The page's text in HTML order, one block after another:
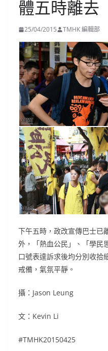
體五時離去
25/04/2015 TMHK 編輯部
下午五時，政改宣傳巴士已
外，「熱血公民」、「學民
口號表達訴求後均分別收拾
戒備，氣氛平靜。
攝：Jason Leung
文：Kevin Li
#TMHK20150425